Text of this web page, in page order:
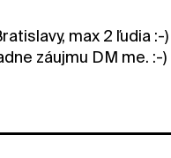
max 2 ľudia :-)
záujmu DM me. :-)